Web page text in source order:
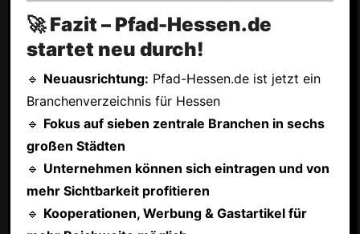
🚀 Fazit – Pfad-Hessen.de
startet neu durch!
🔹 Neuausrichtung: Pfad-Hessen.de ist jetzt ein
Branchenverzeichnis für Hessen
🔹 Fokus auf sieben zentrale Branchen in sechs
großen Städten
🔹 Unternehmen können sich eintragen und von
mehr Sichtbarkeit profitieren
🔹 Kooperationen, Werbung & Gastartikel für